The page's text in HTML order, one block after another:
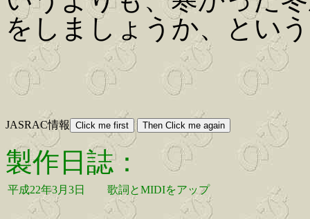
をしましょうか、とい
JASRAC情報
製作日誌：
平成22年3月3日 歌詞とMIDIをアップ